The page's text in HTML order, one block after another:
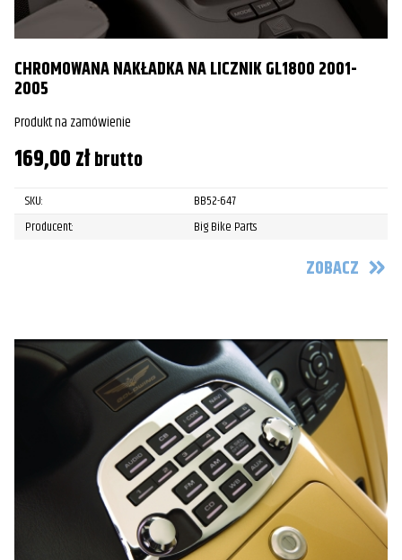
CHROMOWANA NAKŁADKA NA LICZNIK GL1800 2001-
2005
Produkt na zamówienie
169,00złbrutto
SKU:
BB52-647
Producent:
Big Bike Parts
ZOBACZ